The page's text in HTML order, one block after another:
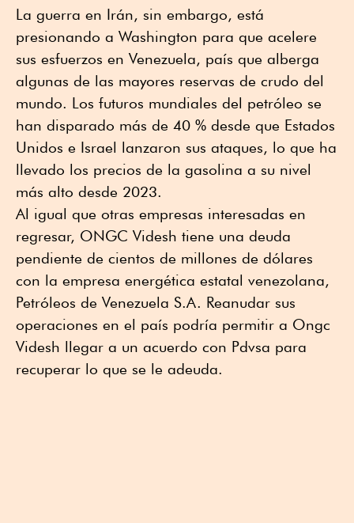
La guerra en Irán, sin embargo, está
presionando a Washington para que acelere
sus esfuerzos en Venezuela, país que alberga
algunas de las mayores reservas de crudo del
mundo. Los futuros mundiales del petróleo se
han disparado más de 40 % desde que Estados
Unidos e Israel lanzaron sus ataques, lo que ha
llevado los precios de la gasolina a su nivel
más alto desde 2023.
Al igual que otras empresas interesadas en
regresar, ONGC Videsh tiene una deuda
pendiente de cientos de millones de dólares
con la empresa energética estatal venezolana,
Petróleos de Venezuela S.A. Reanudar sus
operaciones en el país podría permitir a Ongc
Videsh llegar a un acuerdo con Pdvsa para
recuperar lo que se le adeuda.